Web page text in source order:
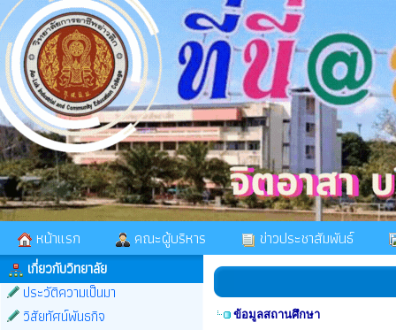
หน้าแรก คณะผู้บริหาร ข่าวประชาสัมพันธ์
เกี่ยวกับวิทยาลัย
ประวัติความเป็นมา
วิสัยทัศน์พันธกิจ
ข้อมูลสถานศึกษา